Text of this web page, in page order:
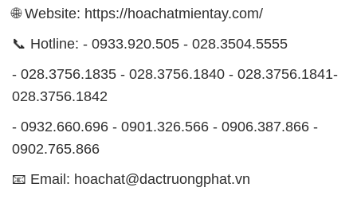
🌐 Website: https://hoachatmientay.com/
📞 Hotline: - 0933.920.505 - 028.3504.5555
- 028.3756.1835 - 028.3756.1840 - 028.3756.1841-
028.3756.1842
- 0932.660.696 - 0901.326.566 - 0906.387.866 -
0902.765.866
📧 Email: hoachat@dactruongphat.vn